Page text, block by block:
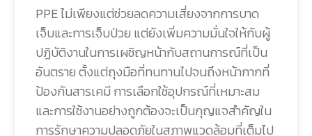
PPE ไม่เพียงแต่ช่วยลดความเสี่ยงจากการบาด
เจ็บและการเจ็บป่วย แต่ยังเพิ่มความมั่นใจให้กับผู้
ปฏิบัติงานในการเผชิญหน้ากับสถานการณ์ที่เป็น
อันตราย ตั้งแต่ถุงมือที่ทนทานไปจนถึงหน้ากากที่
ป้องกันสารเคมี การเลือกใช้อุปกรณ์ที่เหมาะสม
และการใช้งานอย่างถูกต้องจะเป็นกุญแจสำคัญใน
การรักษาความปลอดภัยในสภาพแวดล้อมที่เต็มไป